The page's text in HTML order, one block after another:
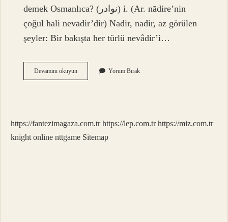
demek Osmanlıca? (ﻧﻮﺍﺩﺭ) i. (Ar. nādire’nin
çoğul hali nevādir’dir) Nadir, nadir, az görülen
şeyler: Bir bakışta her türlü nevâdir’i…
Devamını okuyunNevale
Ne
Yorum Bırak
https://fantezimagaza.com.tr https://lep.com.tr https://miz.com.tr
knight online nttgame Sitemap